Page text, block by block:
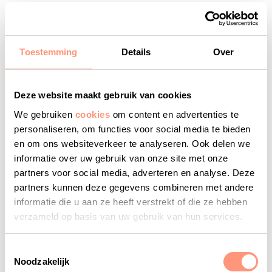
Toestemming Details Over
Deze website maakt gebruik van cookies
We gebruiken cookies om content en advertenties te
personaliseren, om functies voor social media te bieden
en om ons websiteverkeer te analyseren. Ook delen we
informatie over uw gebruik van onze site met onze
partners voor social media, adverteren en analyse. Deze
partners kunnen deze gegevens combineren met andere
informatie die u aan ze heeft verstrekt of die ze hebben
verzameld op basis van uw gebruik van hun services.
Noodzakelijk
Annemarijn Haagsma – Universiteit Utrecht
3 x Logitech Master Series muis en
toetsenbord en Studios Series Desk Mat
Thijmen Linden – Zuyd Hogeschool
Lyanne van der Hoeven – Hogeschool Leiden
400 x bon Bol.com (t.w.v. €25,-)
Bekijk de lijst met het aantal winnaars per
onderwijsinstelling
Alle prijswinnaars hebben inmiddels bericht gehad
over hun gewonnen prijs.
prijswinnaars op deze overzichtspagina is vooraf